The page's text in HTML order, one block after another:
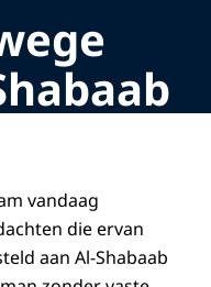
vandaag
die ervan
aan Al-Shabaab